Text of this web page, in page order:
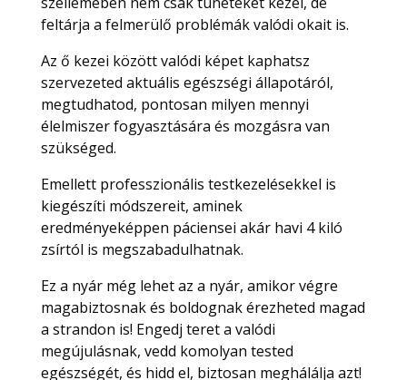
feltárja a felmerülő problémák valódi okait is.
Az ő kezei között valódi képet kaphatsz
szervezeted aktuális egészségi állapotáról,
megtudhatod, pontosan milyen mennyi
élelmiszer fogyasztására és mozgásra van
szükséged.
Emellett professzionális testkezelésekkel is
kiegészíti módszereit, aminek
eredményeképpen páciensei akár havi 4 kiló
zsírtól is megszabadulhatnak.
Ez a nyár még lehet az a nyár, amikor végre
magabiztosnak és boldognak érezheted magad
a strandon is! Engedj teret a valódi
megújulásnak, vedd komolyan tested
egészségét, és hidd el, biztosan meghálálja azt!